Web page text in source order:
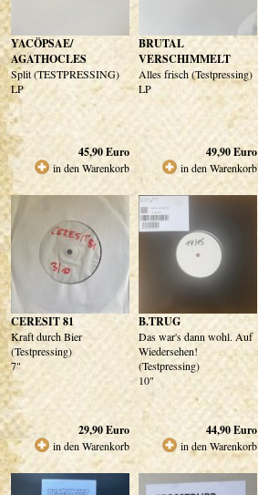
YACÖPSAE/
AGATHOCLES
Split (TESTPRESSING)
LP
45,90Euro
in den Warenkorb
BRUTAL
VERSCHIMMELT
Alles frisch (Testpressing)
LP
49,90Euro
in den Warenkorb
CERESIT 81
Kraft durch Bier
(Testpressing)
7"
29,90Euro
in den Warenkorb
B.TRUG
Das war's dann wohl. Auf
Wiedersehen!
(Testpressing)
10"
44,90Euro
in den Warenkorb